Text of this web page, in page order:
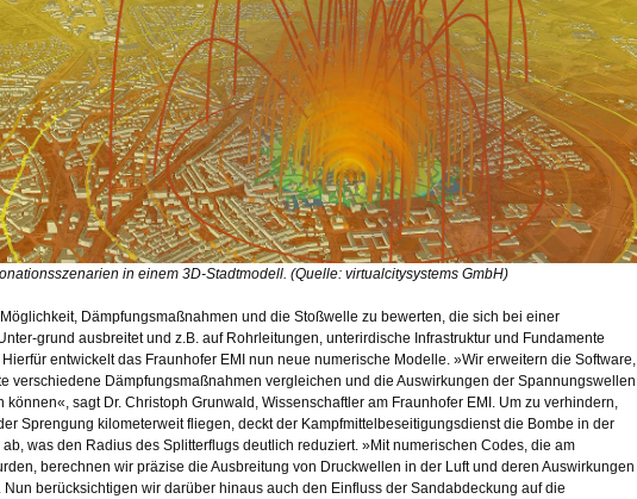
in einem 3D-Stadtmodell. (Quelle: virtualcitysystems GmbH)
Dämpfungsmaßnahmen und die Stoßwelle zu bewerten, die sich bei einer
grund ausbreitet und z.B. auf Rohrleitungen, unterirdische Infrastruktur und Fundamente
entwickelt das Fraunhofer EMI nun neue numerische Modelle. »Wir erweitern die Software,
verschiedene Dämpfungsmaßnahmen vergleichen und die Auswirkungen der Spannungswellen
sagt Dr. Christoph Grunwald, Wissenschaftler am Fraunhofer EMI. Um zu verhindern,
Sprengung kilometerweit fliegen, deckt der Kampfmittelbeseitigungsdienst die Bombe in der
was den Radius des Splitterflugs deutlich reduziert. »Mit numerischen Codes, die am
berechnen wir präzise die Ausbreitung von Druckwellen in der Luft und deren Auswirkungen
berücksichtigen wir darüber hinaus auch den Einfluss der Sandabdeckung auf die